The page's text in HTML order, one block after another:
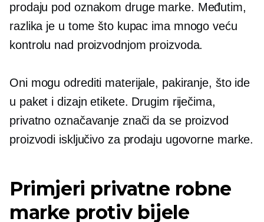
prodaju pod oznakom druge marke. Međutim,
razlika je u tome što kupac ima mnogo veću
kontrolu nad proizvodnjom proizvoda.
Oni mogu odrediti materijale, pakiranje, što ide
u paket i dizajn etikete. Drugim riječima,
privatno označavanje znači da se proizvod
proizvodi isključivo za prodaju ugovorne marke.
Primjeri privatne robne
marke protiv bijele